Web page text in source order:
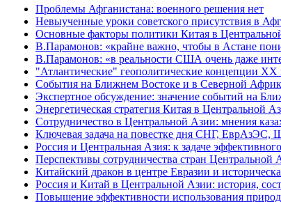
Проблемы Афганистана: военного решения нет
Невыученные уроки советского присутствия в
Основные факторы политики Китая в
В.Парамонов: «крайне важно, чтобы в Астане
В.Парамонов: «в реальности США очень даже
"Атлантические" геополитические концепции
События на Ближнем Востоке и в Северной
Экспертное обсуждение: значение событий на
Энергетическая стратегия Китая в Центральной
Сотрудничество в Центральной Азии: мнения
Ключевая задача на повестке дня СНГ,
Россия и Центральная Азия: к задаче
Перспективы сотрудничества стран
Китайский дракон в центре Евразии и
Россия и Китай в Центральной Азии: история,
Повышение эффективности использования